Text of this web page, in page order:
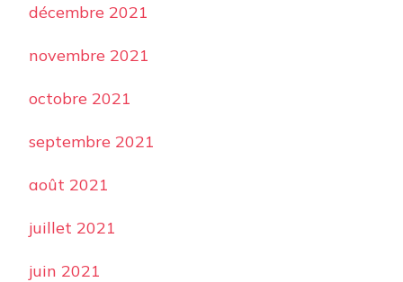
décembre 2021
novembre 2021
octobre 2021
septembre 2021
août 2021
juillet 2021
juin 2021